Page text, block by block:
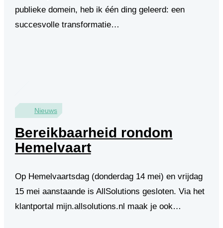
publieke domein, heb ik één ding geleerd: een
succesvolle transformatie…
Nieuws
Bereikbaarheid rondom
Hemelvaart
Op Hemelvaartsdag (donderdag 14 mei) en vrijdag
15 mei aanstaande is AllSolutions gesloten. Via het
klantportal mijn.allsolutions.nl maak je ook…